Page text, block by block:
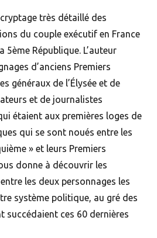
très détaillé des
du couple exécutif en France
République. L’auteur
d’anciens Premiers
généraux de l’Élysée et de
et de journalistes
étaient aux premières loges de
qui se sont noués entre les
» et leurs Premiers
donne à découvrir les
les deux personnages les
système politique, au gré des
succédaient ces 60 dernières